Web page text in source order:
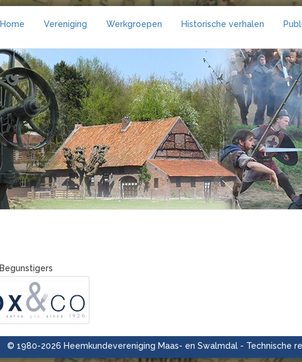
Home Vereniging Werkgroepen Historische verhalen
Begunstigers
© 1980-2026 Heemkundevereniging Maas- en Swalmdal - Technische